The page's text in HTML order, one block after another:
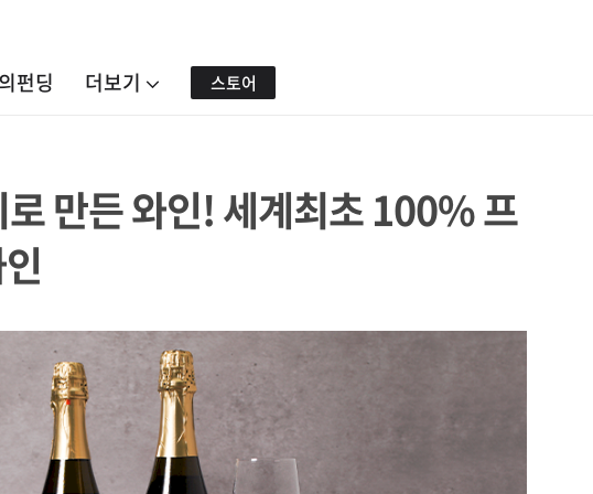
펀딩 더보기 스토어
만든 와인! 세계최초 100% 프